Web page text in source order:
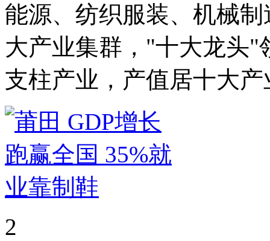
能源、纺织服装、机械
大产业集群，"十大龙头"
支柱产业，产值居十大
2